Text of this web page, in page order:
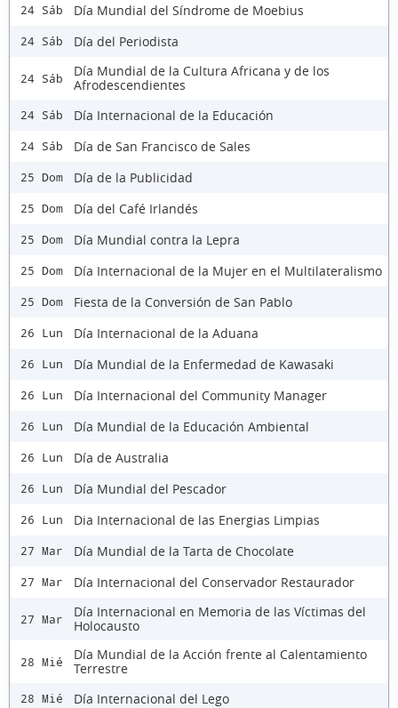
24 Sáb Día Mundial del Síndrome de Moebius
24 Sáb Día del Periodista
24 Sáb
Día Mundial de la Cultura Africana y de los
Afrodescendientes
24 Sáb Día Internacional de la Educación
24 Sáb Día de San Francisco de Sales
25 Dom Día de la Publicidad
25 Dom Día del Café Irlandés
25 Dom Día Mundial contra la Lepra
25 Dom Día Internacional de la Mujer en el Multilateralismo
25 Dom Fiesta de la Conversión de San Pablo
26 Lun Día Internacional de la Aduana
26 Lun Día Mundial de la Enfermedad de Kawasaki
26 Lun Día Internacional del Community Manager
26 Lun Día Mundial de la Educación Ambiental
26 Lun Día de Australia
26 Lun Día Mundial del Pescador
26 Lun Dia Internacional de las Energias Limpias
27 Mar Día Mundial de la Tarta de Chocolate
27 Mar Día Internacional del Conservador Restaurador
27 Mar
Día Internacional en Memoria de las Víctimas del
Holocausto
28 Mié
Día Mundial de la Acción frente al Calentamiento
Terrestre
28 Mié Día Internacional del Lego